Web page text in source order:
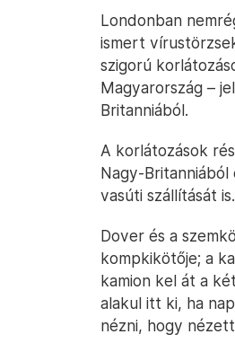
Londonban
ismert
szigorú
Magyarország –
Britanniából.
A korlátozások
Nagy-
vasúti szállítását is.
Dover és a
kompkikötője; a
kamion kel át a
alakul itt ki, ha
nézni, hogy